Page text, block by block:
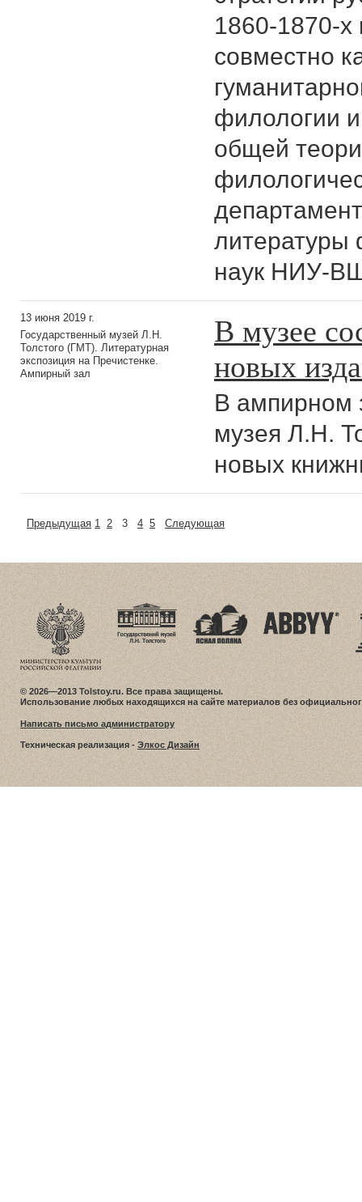
1860-1870-х
совместно
филологии
общей
литературы
наук НИУ-
13 июня 2019 г.
Государственный музей Л.Н.
Толстого (ГМТ). Литературная
экспозиция на Пречистенке.
Ампирный зал
В музее
новых
В ампирном
музея Л.Н.
новых
Предыдущая 1 2 3 4 5 Следующая
© 2026—2013 Tolstoy.ru. Все права защищены.
Использование любых находящихся на сайте материалов без
Написать письмо администратору
Техническая реализация - Элкос Дизайн